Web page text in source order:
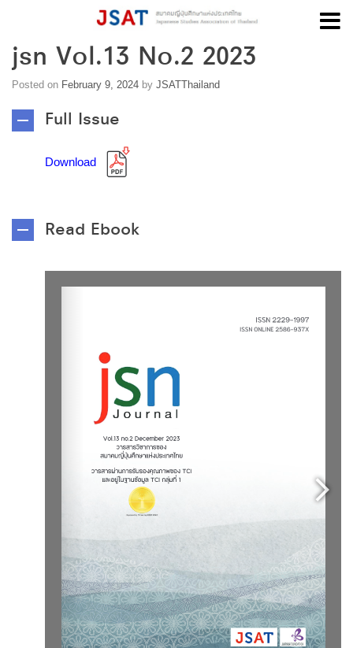
Skip
content
jsn Vol.13 No.2 2023
Posted on February 9, 2024 by JSATThailand
Full Issue
Download
Read Ebook